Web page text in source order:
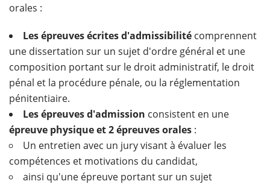
orales :
Les épreuves écritesd'admissibilité comprennent
une dissertation sur un sujet d'ordre général et une
composition portant sur le droit administratif, le droit
pénal et la procédure pénale, ou la réglementation
pénitentiaire.
Les épreuves d'admission consistent en une
épreuve physique et 2 épreuves orales :
Un entretien avec un jury visant à évaluer les
compétences et motivations du candidat,
ainsi qu'une épreuve portant sur un sujet